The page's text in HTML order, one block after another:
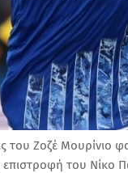
Ζοζέ Μουρίνιο
του Νίκο